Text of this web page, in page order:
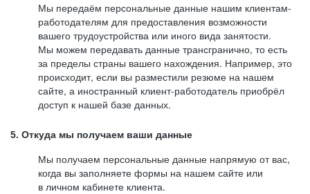
Мы передаём персональные данные нашим клиентам-
работодателям для предоставления возможности
вашего трудоустройства или иного вида занятости.
Мы можем передавать данные трансгранично, то есть
за пределы страны вашего нахождения. Например, это
происходит, если вы разместили резюме на нашем
сайте, а иностранный клиент-работодатель приобрёл
доступ к нашей базе данных.
5. Откуда мы получаем ваши данные
Мы получаем персональные данные напрямую от вас,
когда вы заполняете формы на нашем сайте или
в личном кабинете клиента.